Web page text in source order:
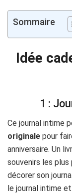
Sommaire
Idée
1 :
Ce journal intime
originale pour
anniversaire. Un
souvenirs les plus
décorer son
le journal intime